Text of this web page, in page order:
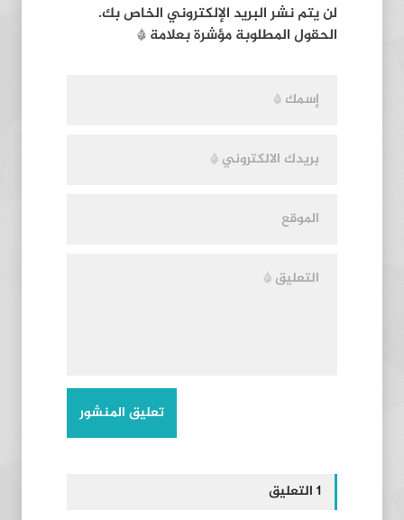
لن يتم نشر البريد الإلكتروني الخاص بك.
الحقول المطلوبة مؤشرة بعلامة *
1 التعليق